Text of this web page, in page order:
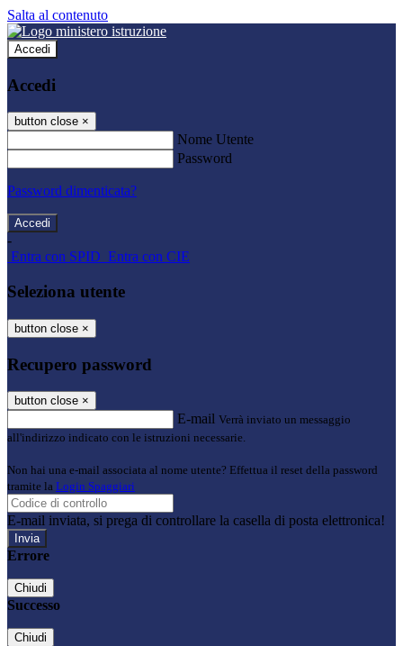
Salta al contenuto
Accedi
Accedi
button close ×
Nome Utente
Password
Password dimenticata?
-
Entra con SPID Entra con CIE
Seleziona utente
button close ×
Recupero password
button close ×
E-mail Verrà inviato un messaggio
all'indirizzo indicato con le istruzioni necessarie.
Non hai una e-mail associata al nome utente? Effettua il reset della password
tramite la Login Spaggiari
E-mail inviata, si prega di controllare la casella di posta elettronica!
Errore
Chiudi
Successo
Chiudi